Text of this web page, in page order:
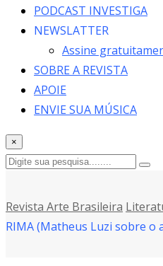
PODCAST INVESTIGA
NEWSLATTER
Assine
SOBRE A REVISTA
APOIE
ENVIE SUA MÚSICA
×
Revista Arte Brasileira
RIMA (Matheus Luzi sobre o